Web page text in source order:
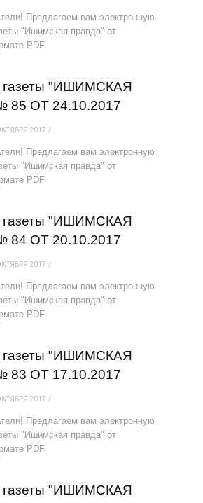
Предлагаем вам электронную
"Ишимская правда" от
PDF
газеты "ИШИМСКАЯ
ОТ 24.10.2017
2017
Предлагаем вам электронную
"Ишимская правда" от
PDF
газеты "ИШИМСКАЯ
ОТ 20.10.2017
2017
Предлагаем вам электронную
"Ишимская правда" от
PDF
газеты "ИШИМСКАЯ
ОТ 17.10.2017
2017
Предлагаем вам электронную
"Ишимская правда" от
PDF
газеты "ИШИМСКАЯ